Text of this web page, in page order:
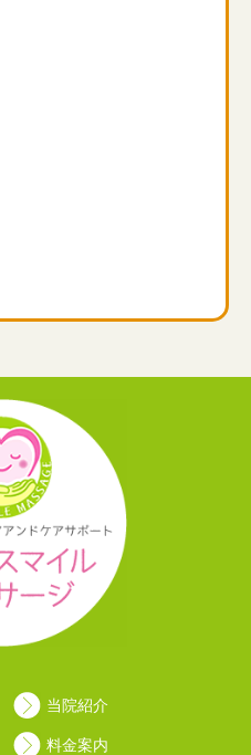
当院紹介
料金案内